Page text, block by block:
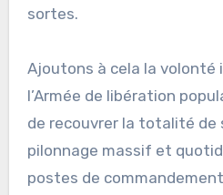
sortes.
Ajoutons à cela la volonté
l’Armée de libération
de recouvrer la totalité
pilonnage massif et
postes de commandement